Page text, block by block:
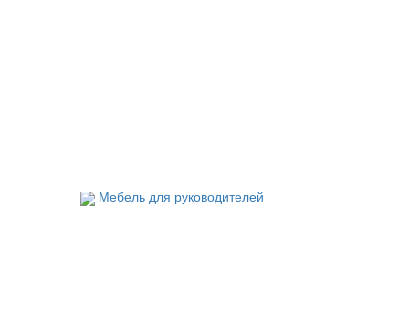
Мебель для руководителей